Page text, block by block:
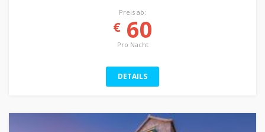
Preis ab:
€60
Pro Nacht
DETAILS